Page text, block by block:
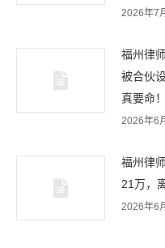
2026年7
福州律
被合伙
真要命！
2026年6
福州律
21万，
2026年6